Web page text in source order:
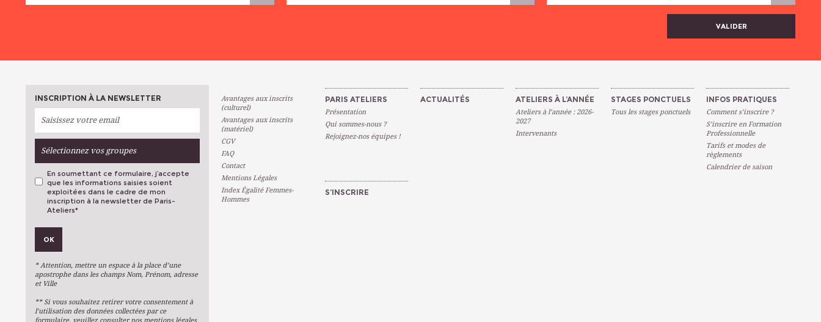
VALIDER
INSCRIPTION À LA NEWSLETTER
Sélectionnez vos groupes
Métiers D'art
Arts Du Texte
Stages Ponctuels
En soumettant ce formulaire, j’accepte
que les informations saisies soient
exploitées dans le cadre de mon
inscription à la newsletter de Paris-
Ateliers*
OK
* Attention, mettre un espace à la place d’une
apostrophe dans les champs Nom, Prénom, adresse
et Ville
** Si vous souhaitez retirer votre consentement à
l’utilisation des données collectées par ce
Avantages aux inscrits
(culturel)
Avantages aux inscrits
(matériel)
CGV
FAQ
Contact
Mentions Légales
Index Égalité Femmes-
Hommes
PARIS ATELIERS
Présentation
Qui sommes-nous ?
Rejoignez-nos équipes !
ACTUALITÉS ATELIERS À L’ANNÉE
Ateliers à l’année : 2026-
2027
Intervenants
STAGES PONCTUELS
Tous les stages ponctuels
INFOS PRATIQUES
Comment s’inscrire ?
S’inscrire en Formation
Professionnelle
Tarifs et modes de
règlements
Calendrier de saison
S’INSCRIRE